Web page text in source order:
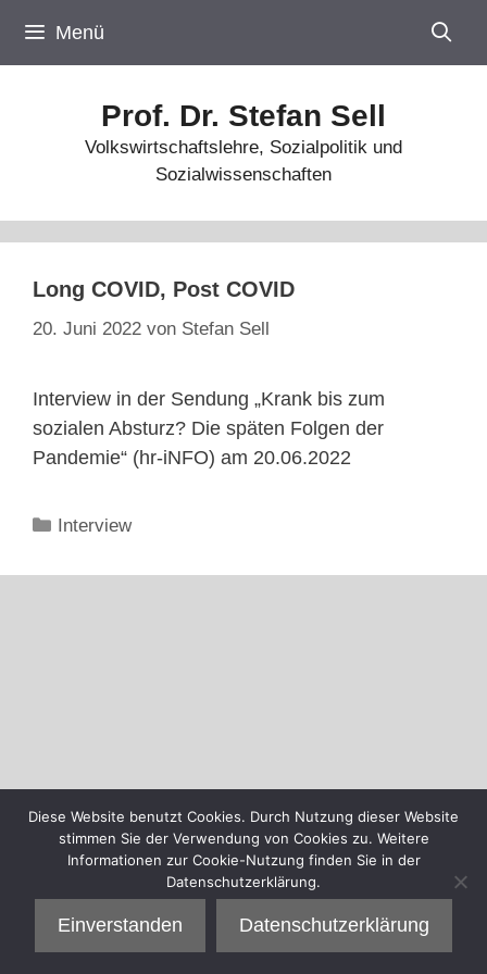
Inhalt
springen
Menü
Prof. Dr. Stefan Sell
Volkswirtschaftslehre, Sozialpolitik und
Sozialwissenschaften
Long COVID, Post COVID
20. Juni 2022 von Stefan Sell
Interview in der Sendung „Krank bis zum
sozialen Absturz? Die späten Folgen der
Pandemie“ (hr-iNFO) am 20.06.2022
Kategorien
Interview
Diese Website benutzt Cookies. Durch Nutzung dieser Website
stimmen Sie der Verwendung von Cookies zu. Weitere
Informationen zur Cookie-Nutzung finden Sie in der
Datenschutzerklärung.
Einverstanden Datenschutzerklärung